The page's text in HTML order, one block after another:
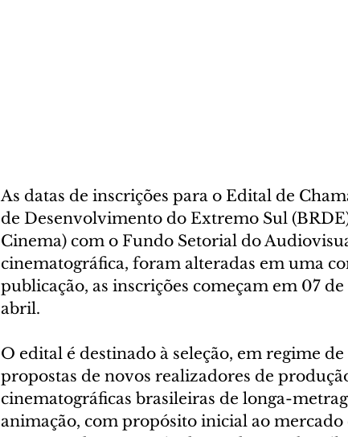
As datas de inscrições para o Edital de
de Desenvolvimento do Extremo Sul
Cinema) com o Fundo Setorial do
cinematográfica, foram alteradas em uma
publicação, as inscrições começam em 07
abril.
O edital é destinado à seleção, em regime
propostas de novos realizadores de
cinematográficas brasileiras de longa-
animação, com propósito inicial ao mercado